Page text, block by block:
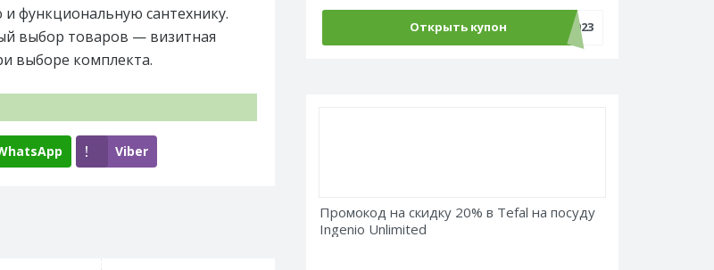
функциональную сантехнику.
выбор товаров — визитная
выборе комплекта.
Viber
Открыть купонPromokodus2023
Промокод на скидку 20% в Tefal на посуду
Ingenio Unlimited